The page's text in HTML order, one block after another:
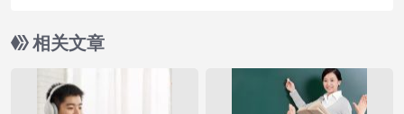
相关文章